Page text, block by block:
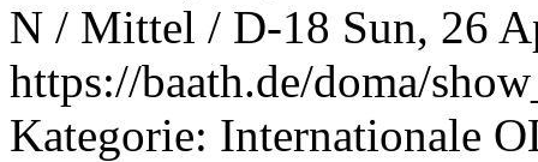
N / Mittel / D-18 Sun, 26
https://baath.de/doma/
Kategorie: Internationale